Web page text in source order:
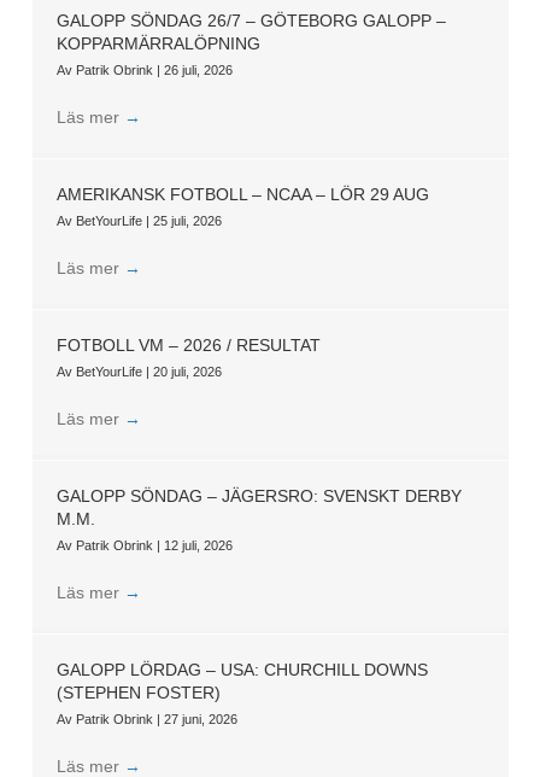
GALOPP SÖNDAG 26/7 – GÖTEBORG GALOPP –
KOPPARMÄRRALÖPNING
Av Patrik Obrink | 26 juli, 2026
Läs mer →
AMERIKANSK FOTBOLL – NCAA – LÖR 29 AUG
Av BetYourLife | 25 juli, 2026
Läs mer →
FOTBOLL VM – 2026 / RESULTAT
Av BetYourLife | 20 juli, 2026
Läs mer →
GALOPP SÖNDAG – JÄGERSRO: SVENSKT DERBY
M.M.
Av Patrik Obrink | 12 juli, 2026
Läs mer →
GALOPP LÖRDAG – USA: CHURCHILL DOWNS
(STEPHEN FOSTER)
Av Patrik Obrink | 27 juni, 2026
Läs mer →